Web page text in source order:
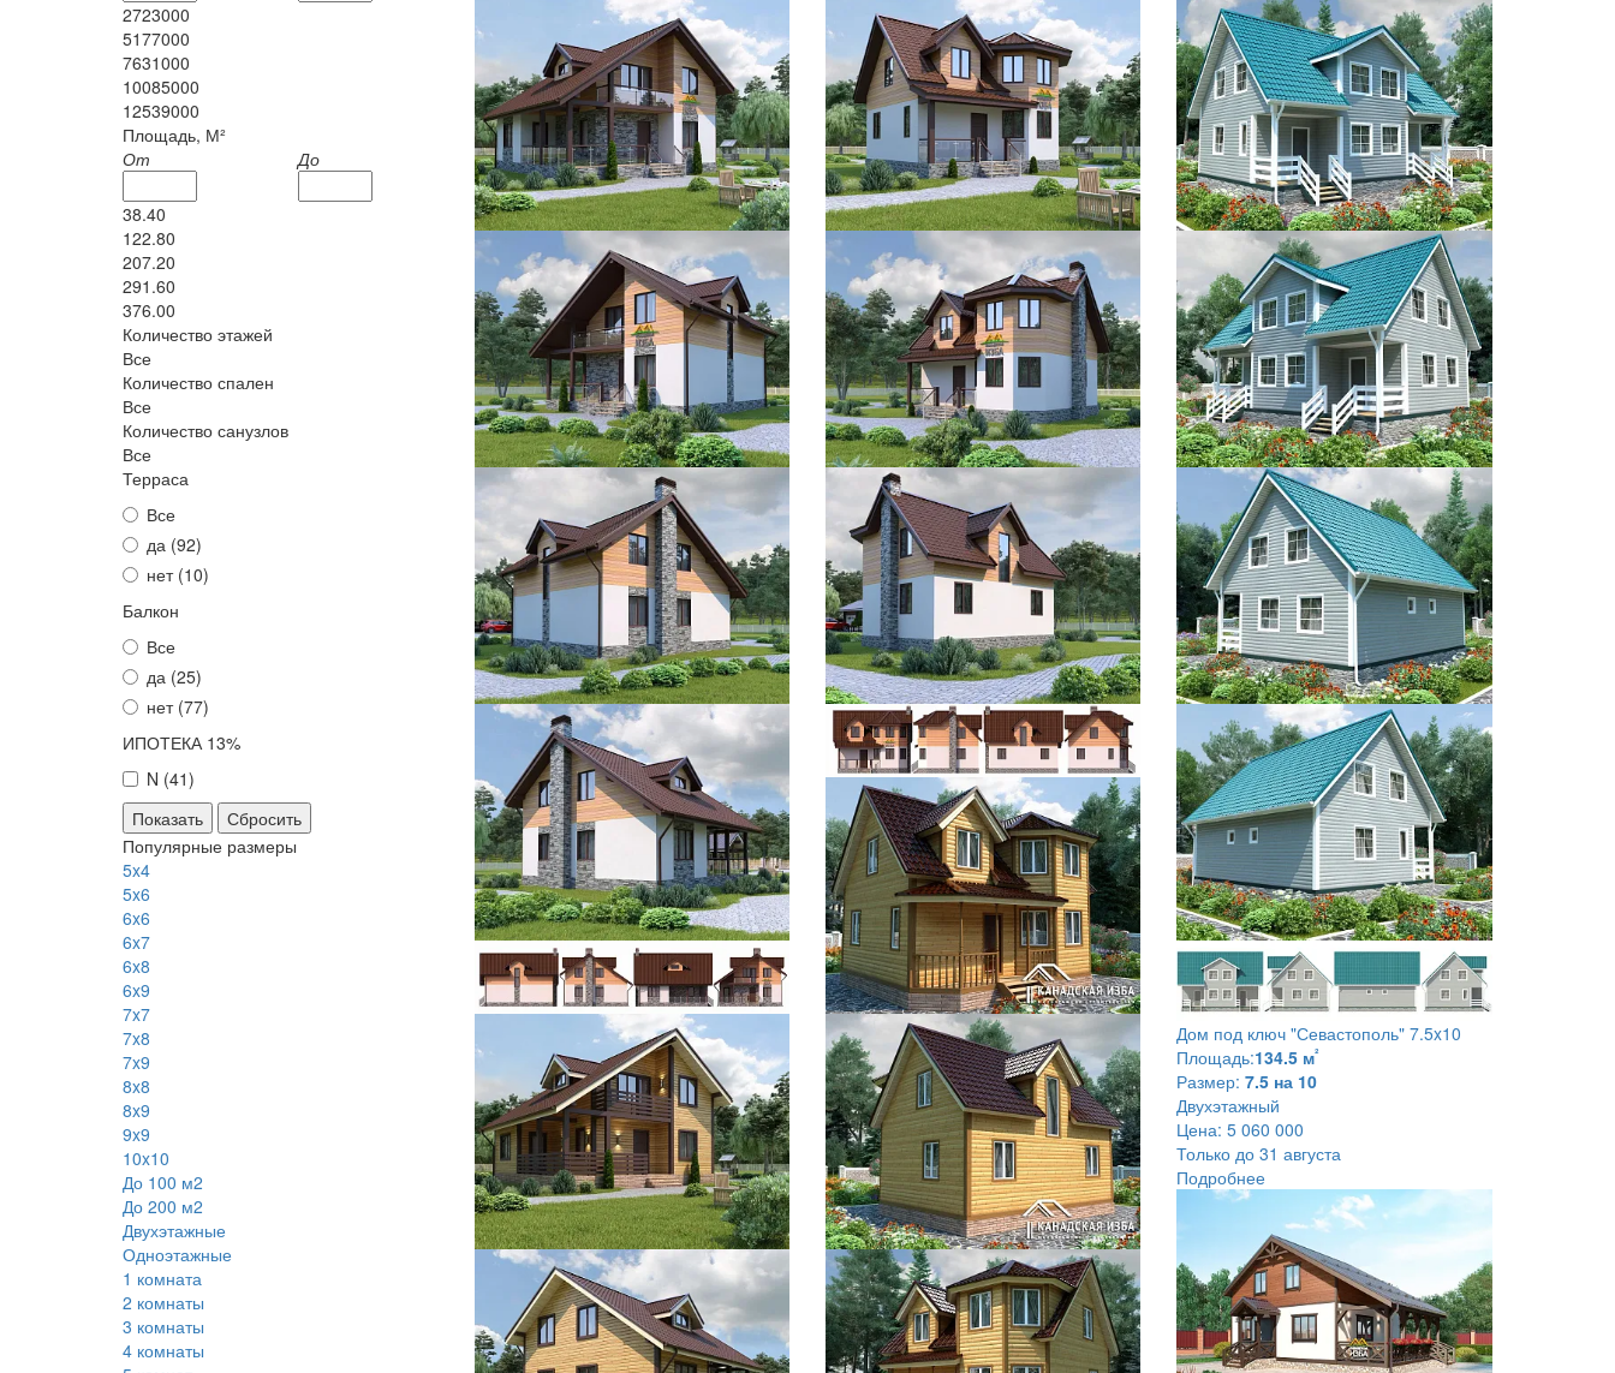
2723000
5177000
7631000
10085000
12539000
Площадь, М²
От
До
38.40
122.80
207.20
291.60
376.00
Количество этажей
Все
Количество спален
Все
Количество санузлов
Все
Терраса
Все
да (92)
нет (10)
Балкон
Все
да (25)
нет (77)
ИПОТЕКА 13%
N (41)
Сбросить
Популярные размеры
5x4
5x6
6x6
6x7
6x8
6x9
7x7
7x8
7x9
8x8
8x9
9x9
10x10
До 100 м2
До 200 м2
Двухэтажные
Одноэтажные
1 комната
2 комнаты
3 комнаты
4 комнаты
Дом под ключ"Севастополь" 7.5x10
Площадь:134.5 м²
Размер: 7.5 на 10
Двухэтажный
Цена:5 060 000
Только до 31 августа
Подробнее